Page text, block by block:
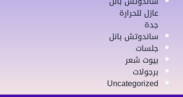
عازل للحرارة
جدة
ساندوتش بانل
جلسات
بيوت شعر
برجولات
Uncategorized